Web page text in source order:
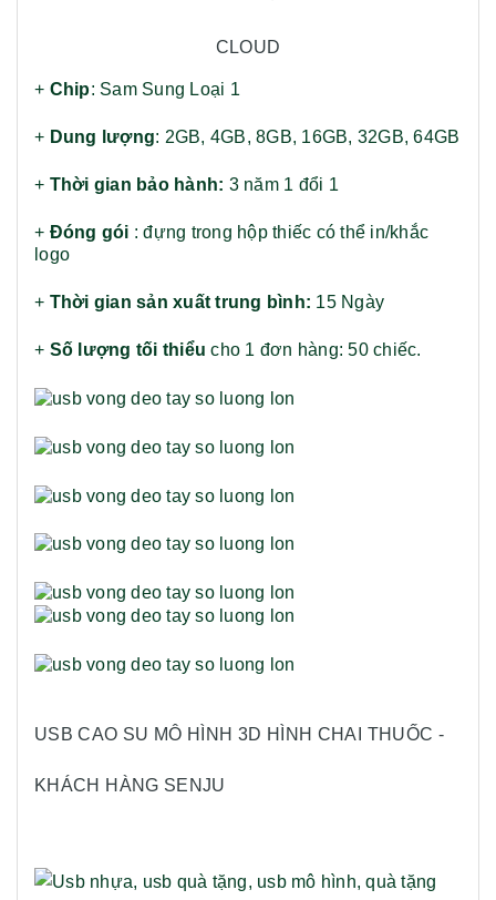
CLOUD
+ Chip: Sam Sung Loại 1
+ Dung lượng: 2GB, 4GB, 8GB, 16GB, 32GB, 64GB
+ Thời gian bảo hành: 3 năm 1 đổi 1
+ Đóng gói : đựng trong hộp thiếc có thể in/khắc
logo
+ Thời gian sản xuất trung bình: 15 Ngày
+ Số lượng tối thiểu cho 1 đơn hàng: 50 chiếc.
USB CAO SU MÔ HÌNH 3D HÌNH CHAI THUỐC -
KHÁCH HÀNG SENJU